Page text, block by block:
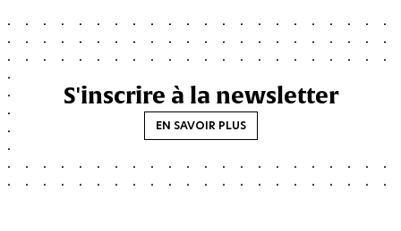
S'inscrire à la newsletter
EN SAVOIR PLUS